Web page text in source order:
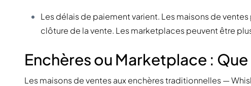
Les délais de paiement varient. Les maisons de
clôture de la vente. Les marketplaces peuvent être
Enchères ou Marketplace :
Les maisons de ventes aux enchères traditionnelles —